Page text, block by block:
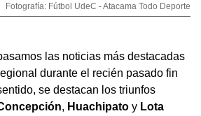
Fotografía: Fútbol UdeC - Atacama Todo Deporte
las noticias más destacadas
durante el recién pasado fin
se destacan los triunfos
, Huachipato y Lota